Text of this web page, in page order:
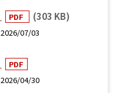
PDF (303 KB)
2026/07/03
PDF
2026/04/30